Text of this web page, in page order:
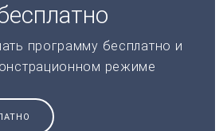
программу бесплатно и
режиме